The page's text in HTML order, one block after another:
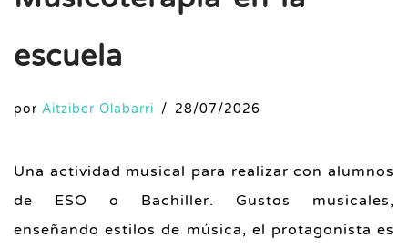
escuela
por Aitziber Olabarri 28/07/2026
Una actividad musical para realizar con alumnos
de ESO o Bachiller. Gustos musicales,
enseñando estilos de música, el protagonista es